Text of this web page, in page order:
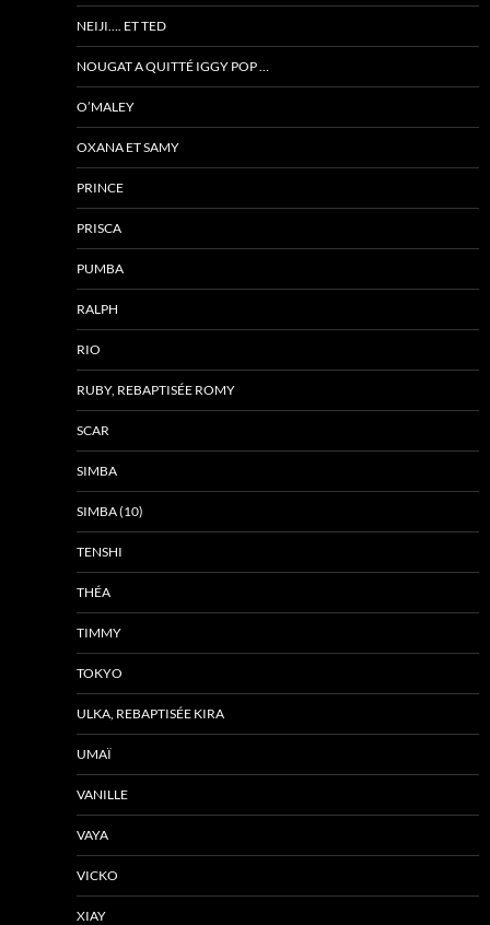
NEIJI…. ET TED
NOUGAT A QUITTÉ IGGY POP …
O’MALEY
OXANA ET SAMY
PRINCE
PRISCA
PUMBA
RALPH
RIO
RUBY, REBAPTISÉE ROMY
SCAR
SIMBA
SIMBA (10)
TENSHI
THÉA
TIMMY
TOKYO
ULKA, REBAPTISÉE KIRA
UMAÏ
VANILLE
VAYA
VICKO
XIAY